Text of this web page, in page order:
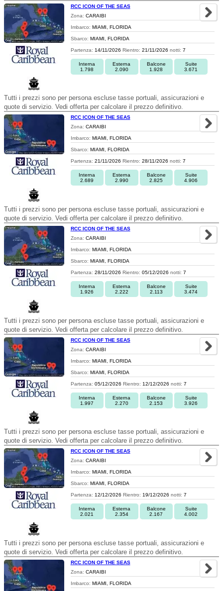
RCC ICON OF THE SEAS
Zona: CARAIBI
Imbarco: MIAMI, FLORIDA
Sbarco: MIAMI, FLORIDA
Partenza: 14/11/2026 Rientro: 21/11/2026 notti: 7
Interna
1.798
Esterna
2.090
Balcone
1.928
Suite
3.671
Tutti i prezzi sono per persona escluse tasse portuali, assicurazioni e
quote di servizio. Vedi offerta per calcolare il prezzo definitivo.
RCC ICON OF THE SEAS
Zona: CARAIBI
Imbarco: MIAMI, FLORIDA
Sbarco: MIAMI, FLORIDA
Partenza: 21/11/2026 Rientro: 28/11/2026 notti: 7
Interna
2.689
Esterna
2.990
Balcone
2.825
Suite
4.906
Tutti i prezzi sono per persona escluse tasse portuali, assicurazioni e
quote di servizio. Vedi offerta per calcolare il prezzo definitivo.
RCC ICON OF THE SEAS
Zona: CARAIBI
Imbarco: MIAMI, FLORIDA
Sbarco: MIAMI, FLORIDA
Partenza: 28/11/2026 Rientro: 05/12/2026 notti: 7
Interna
1.926
Esterna
2.222
Balcone
2.113
Suite
3.474
Tutti i prezzi sono per persona escluse tasse portuali, assicurazioni e
quote di servizio. Vedi offerta per calcolare il prezzo definitivo.
RCC ICON OF THE SEAS
Zona: CARAIBI
Imbarco: MIAMI, FLORIDA
Sbarco: MIAMI, FLORIDA
Partenza: 05/12/2026 Rientro: 12/12/2026 notti: 7
Interna
1.997
Esterna
2.270
Balcone
2.153
Suite
3.926
Tutti i prezzi sono per persona escluse tasse portuali, assicurazioni e
quote di servizio. Vedi offerta per calcolare il prezzo definitivo.
RCC ICON OF THE SEAS
Zona: CARAIBI
Imbarco: MIAMI, FLORIDA
Sbarco: MIAMI, FLORIDA
Partenza: 12/12/2026 Rientro: 19/12/2026 notti: 7
Interna
2.021
Esterna
2.354
Balcone
2.167
Suite
4.002
Tutti i prezzi sono per persona escluse tasse portuali, assicurazioni e
quote di servizio. Vedi offerta per calcolare il prezzo definitivo.
RCC ICON OF THE SEAS
Zona: CARAIBI
Imbarco: MIAMI, FLORIDA